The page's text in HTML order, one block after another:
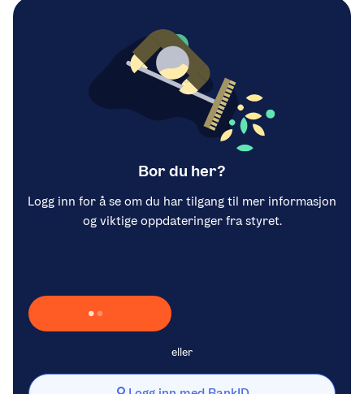
Bor du her?
Logg inn for å se om du har tilgang til mer informasjon
og viktige oppdateringer fra styret.
Laster inn Vipps …
eller